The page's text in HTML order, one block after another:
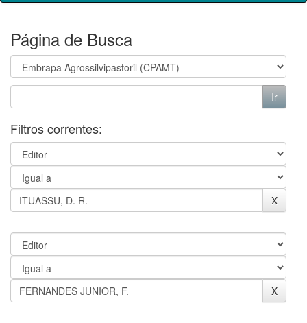
Página de Busca
Filtros correntes: